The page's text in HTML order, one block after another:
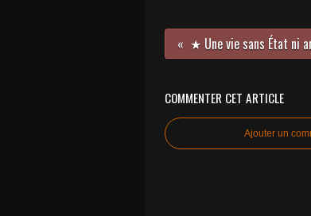
COMMENTER CET ARTICLE
Ajouter un